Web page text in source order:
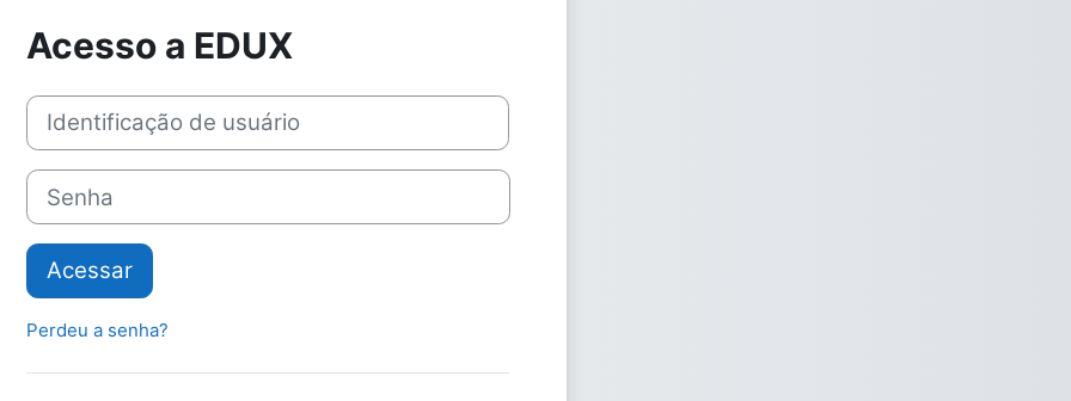
Acesso a EDUX
Identificação de usuário
Senha
Acessar
Perdeu a senha?